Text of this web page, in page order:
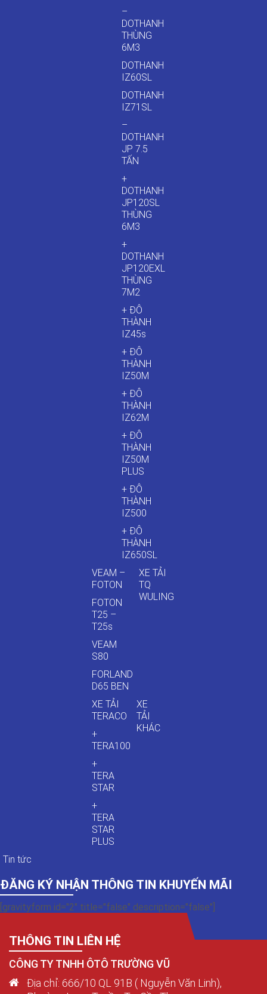
–
DOTHANH
THÙNG
6M3
DOTHANH
IZ60SL
DOTHANH
IZ71SL
–
DOTHANH
JP 7.5
TẤN
+
DOTHANH
JP120SL
THÙNG
6M3
+
DOTHANH
JP120EXL
THÙNG
7M2
+ ĐÔ
THÀNH
IZ45s
+ ĐÔ
THÀNH
IZ50M
+ ĐÔ
THÀNH
IZ62M
+ ĐÔ
THÀNH
IZ50M
PLUS
+ ĐÔ
THÀNH
IZ500
+ ĐÔ
THÀNH
IZ650SL
VEAM –
FOTON
FOTON
T25 –
T25s
VEAM
S80
FORLAND
D65 BEN
XE TẢI
TQ
WULING
XE TẢI
TERACO
+
TERA100
+
TERA
STAR
+
TERA
STAR
PLUS
XE
TẢI
KHÁC
Tin tức
ĐĂNG KÝ NHẬN THÔNG TIN KHUYẾN MÃI
[gravityform id="2" title="false" description="false"]
THÔNG TIN LIÊN HỆ
CÔNG TY TNHH ÔTÔ TRƯỜNG VŨ
Địa chỉ: 666/10 QL 91B ( Nguyễn Văn Linh),